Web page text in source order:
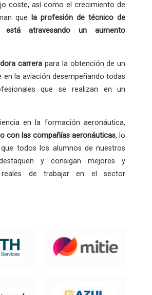
coste, así como el crecimiento de
que
la profesión de técnico de
está atravesando un aumento
carrerapara la obtención de un
la aviación desempeñando todas
que se realizan en un
en la formación aeronáutica,
con las compañías aeronáuticas, lo
todos los alumnos de nuestros
y consigan mejores y
reales de trabajar en el sector